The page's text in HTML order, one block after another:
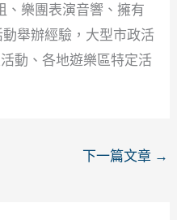
、樂團表演音響、擁有
舉辦經驗，大型市政活
動、各地遊樂區特定活
下一篇文章 →